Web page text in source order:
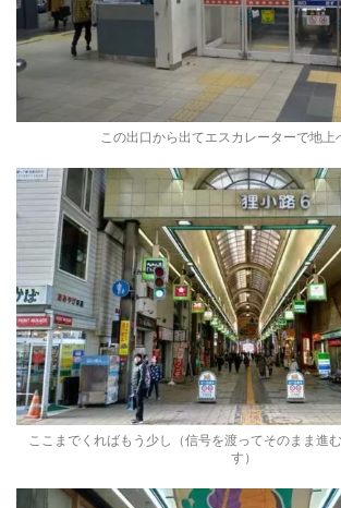
この出口から出てエスカレーターで地上
ここまでくればもう少し（信号を渡ってそのまま進
す）